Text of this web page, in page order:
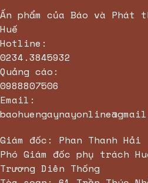
Ấn phẩm của Báo và Phát
Huế
Hotline:
0234.3845932
Quảng cáo:
0988807506
Email:
Giám đốc: Phan Thanh Hải
Phó Giám đốc phụ trách
Trương Diên Thống